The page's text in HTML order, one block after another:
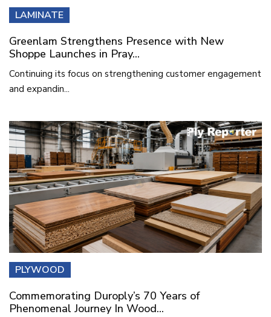
LAMINATE
Greenlam Strengthens Presence with New
Shoppe Launches in Pray...
Continuing its focus on strengthening customer engagement
and expandin...
PLYWOOD
Commemorating Duroply’s 70 Years of
Phenomenal Journey In Wood...